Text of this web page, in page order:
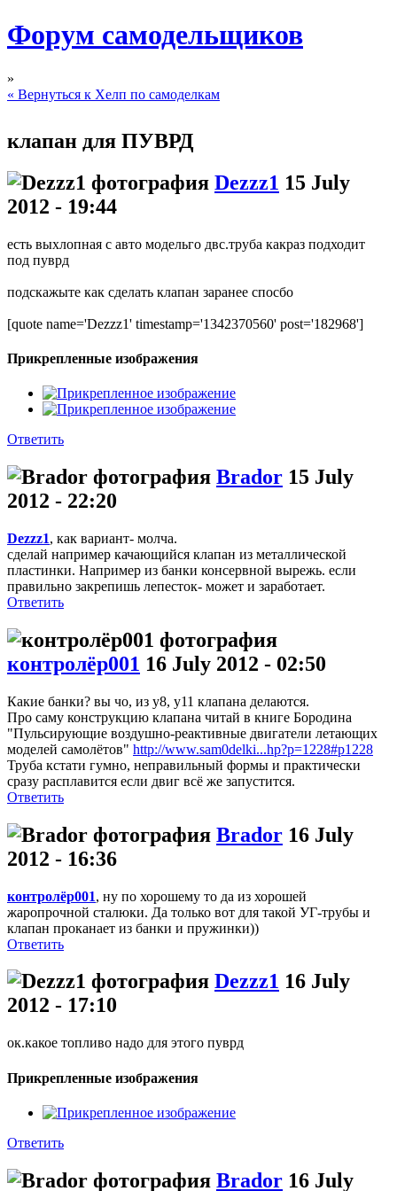
Форум самодельщиков
»
« Вернуться к Хелп по самоделкам
клапан для ПУВРД
Dezzz1 15 July
2012 - 19:44
есть выхлопная с авто модельго двс.труба какраз подходит
под пуврд
подскажыте как сделать клапан заранее спосбо
[quote name='Dezzz1' timestamp='1342370560' post='182968']
Прикрепленные изображения
Ответить
Brador 15 July
2012 - 22:20
Dezzz1, как вариант- молча.
сделай например качающийся клапан из металлической
пластинки. Например из банки консервной вырежь. если
правильно закрепишь лепесток- может и заработает.
Ответить
контролёр001 16 July 2012 - 02:50
Какие банки? вы чо, из у8, у11 клапана делаются.
Про саму конструкцию клапана читай в книге Бородина
"Пульсирующие воздушно-реактивные двигатели летающих
моделей самолётов" http://www.sam0delki...hp?p=1228#p1228
Труба кстати гумно, неправильный формы и практически
сразу расплавится если двиг всё же запустится.
Ответить
Brador 16 July
2012 - 16:36
контролёр001, ну по хорошему то да из хорошей
жаропрочной сталюки. Да только вот для такой УГ-трубы и
клапан проканает из банки и пружинки))
Ответить
Dezzz1 16 July
2012 - 17:10
ок.какое топливо надо для этого пуврд
Прикрепленные изображения
Ответить
Brador 16 July